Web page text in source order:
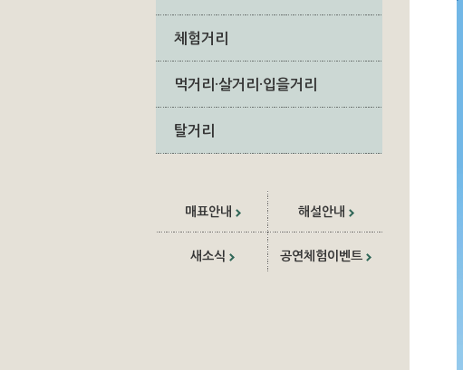
체험거리
먹거리·살거리·입을거리
탈거리
매표안내 해설안내
새소식 공연체험이벤트